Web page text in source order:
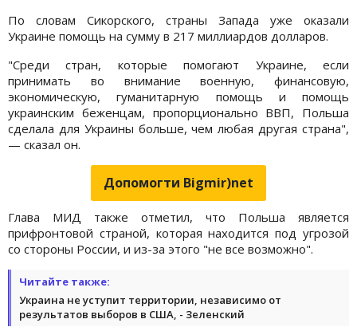
По словам Сикорского, страны Запада уже оказали
Украине помощь на сумму в 217 миллиардов долларов.
"Среди стран, которые помогают Украине, если
принимать во внимание военную, финансовую,
экономическую, гуманитарную помощь и помощь
украинским беженцам, пропорционально ВВП, Польша
сделала для Украины больше, чем любая другая страна",
— сказал он.
Допомогти Bigmir)net
Глава МИД также отметил, что Польша является
прифронтовой страной, которая находится под угрозой
со стороны России, и из-за этого "не все возможно".
Читайте также:
Украина не уступит территории, независимо от
результатов выборов в США, - Зеленский